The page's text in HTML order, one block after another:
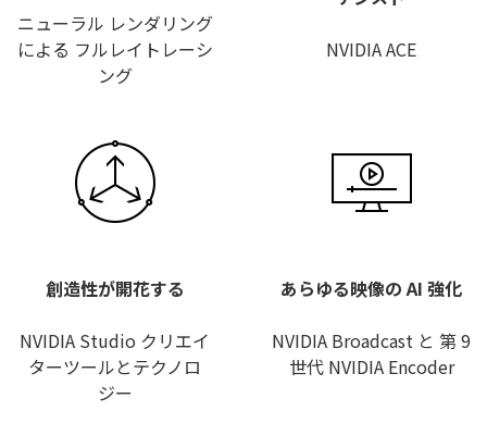
ニューラル レンダリング
による フルレイトレーシ
ング
NVIDIA ACE
創造性が開花する
NVIDIA Studio クリエイ
ターツールとテクノロ
ジー
あらゆる映像の AI 強化
NVIDIA Broadcast と 第 9
世代 NVIDIA Encoder